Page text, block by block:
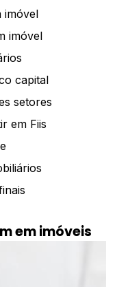
imóvel
imóvel
capital
setores
em Fiis
em imóveis